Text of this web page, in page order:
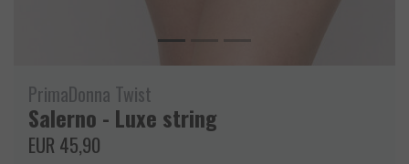
PrimaDonna Twist
Salerno - Luxe string
EUR 45,90